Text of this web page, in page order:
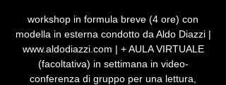
workshop in formula breve (4 ore) con
modella in esterna condotto da Aldo Diazzi |
www.aldodiazzi.com | + AULA VIRTUALE
(facoltativa) in settimana in video-
conferenza di gruppo per una lettura,